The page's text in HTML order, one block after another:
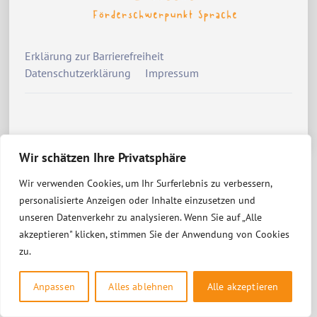
Wir schätzen Ihre Privatsphäre
Wir verwenden Cookies, um Ihr Surferlebnis zu verbessern,
personalisierte Anzeigen oder Inhalte einzusetzen und
unseren Datenverkehr zu analysieren. Wenn Sie auf „Alle
akzeptieren" klicken, stimmen Sie der Anwendung von Cookies
zu.
Anpassen Alles ablehnen Alle akzeptieren
Erklärung zur Barrierefreiheit
Datenschutzerklärung
Impressum